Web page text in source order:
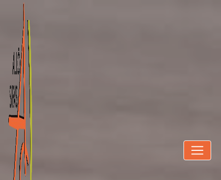
Panneau de gestion des cookies